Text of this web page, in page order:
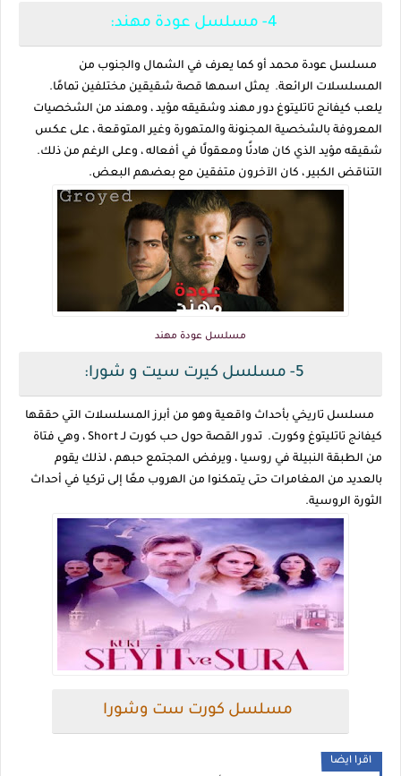
4- مسلسل عودة مهند:
مسلسل عودة محمد أو كما يعرف في الشمال والجنوب من
المسلسلات الرائعة. يمثل اسمها قصة شقيقين مختلفين تمامًا.
يلعب كيفانج تاتليتوغ دور مهند وشقيقه مؤيد ، ومهند من الشخصيات
المعروفة بالشخصية المجنونة والمتهورة وغير المتوقعة ، على عكس
شقيقه مؤيد الذي كان هادئًا ومعقولًا في أفعاله ، وعلى الرغم من ذلك.
التناقض الكبير ، كان الآخرون متفقين مع بعضهم البعض.
مسلسل عودة مهند
5- مسلسل كيرت سيت و شورا:
مسلسل تاريخي بأحداث واقعية وهو من أبرز المسلسلات التي حققها
كيفانج تاتليتوغ وكورت. تدور القصة حول حب كورت لـ Short ، وهي فتاة
من الطبقة النبيلة في روسيا ، ويرفض المجتمع حبهم ، لذلك يقوم
بالعديد من المغامرات حتى يتمكنوا من الهروب معًا إلى تركيا في أحداث
الثورة الروسية.
مسلسل كورت ست وشورا
اقرا ايضا